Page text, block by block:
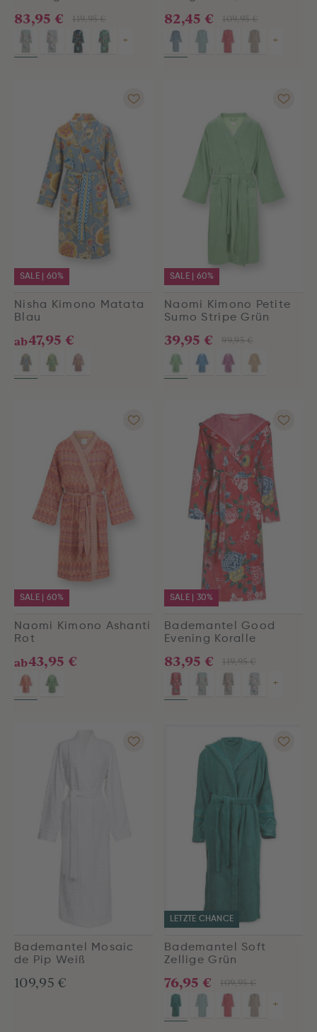
119,95 €
83,95 €
+
109,95 €
82,45 €
+
SALE | 60%
Nisha Kimono Matata
Blau
ab47,95 €
SALE | 60%
Naomi Kimono Petite
Sumo Stripe Grün
99,95 €
39,95 €
SALE | 60%
Naomi Kimono Ashanti
Rot
ab43,95 €
SALE | 30%
Bademantel Good
Evening Koralle
119,95 €
83,95 €
+
Bademantel Mosaic
de Pip Weiß
109,95 €
LETZTE CHANCE
Bademantel Soft
Zellige Grün
109,95 €
76,95 €
+